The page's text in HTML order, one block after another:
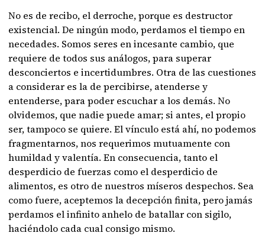
No es de recibo, el derroche, porque es destructor
existencial. De ningún modo, perdamos el tiempo en
necedades. Somos seres en incesante cambio, que
requiere de todos sus análogos, para superar
desconciertos e incertidumbres. Otra de las cuestiones
a considerar es la de percibirse, atenderse y
entenderse, para poder escuchar a los demás. No
olvidemos, que nadie puede amar; si antes, el propio
ser, tampoco se quiere. El vínculo está ahí, no podemos
fragmentarnos, nos requerimos mutuamente con
humildad y valentía. En consecuencia, tanto el
desperdicio de fuerzas como el desperdicio de
alimentos, es otro de nuestros míseros despechos. Sea
como fuere, aceptemos la decepción finita, pero jamás
perdamos el infinito anhelo de batallar con sigilo,
haciéndolo cada cual consigo mismo.